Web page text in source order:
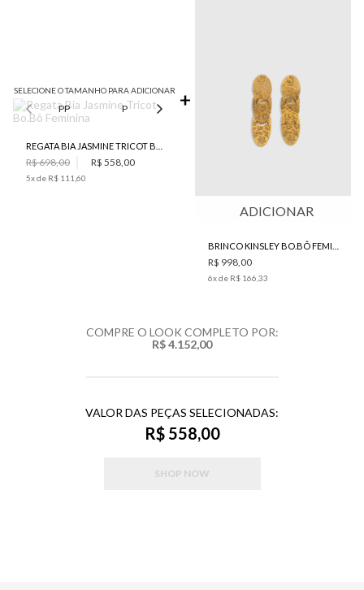
SELECIONE O TAMANHO PARA ADICIONAR
PP P M
R$ 698,00 R$ 558,00
5x de R$ 111,60
ADICIONAR
R$ 998,00
6x de R$ 166,33
COMPRE O LOOK COMPLETO POR:
R$ 4.152,00
VALOR DAS PEÇAS SELECIONADAS:
R$ 558,00
SHOP NOW